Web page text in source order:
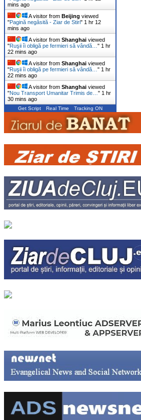
mins ago
A visitor from Beijing viewed
"Pagină negăsită - Ziar de Stiri" 1 hr 12
mins ago
A visitor from Shanghai viewed
"Ruşii îi obligă pe fermieri să vândă… " 1 hr
22 mins ago
A visitor from Shanghai viewed
"Ruşii îi obligă pe fermieri să vândă… " 1 hr
22 mins ago
A visitor from Shanghai viewed
"Nou Transport Umanitar Trimis de… " 1 hr
30 mins ago
Get Script Real Time Tracking ON